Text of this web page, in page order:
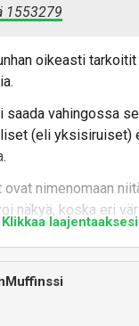
1553279
oikeasti
vahingossa
(eli yksisiruiset)
nimenomaan
näkyä, koska eri
tahdissa.
sateenkaaria
6x ja/tai
4x-pyörällä herkät
silmiä
Klikkaa